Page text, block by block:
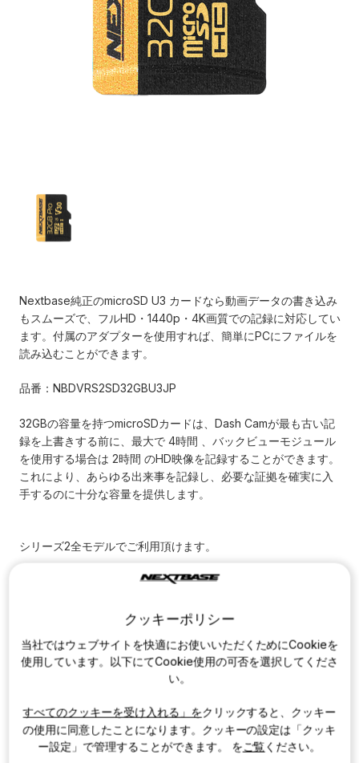
現
在
の
Nextbase純正のmicroSD U3 カードなら動画データの書き込み
もスムーズで、フルHD・1440p・4K画質での記録に対応してい
ます。付属のアダプターを使用すれば、簡単にPCにファイルを
読み込むことができます。
品番：NBDVRS2SD32GBU3JP
32GBの容量を持つmicroSDカードは、Dash Camが最も古い記
録を上書きする前に、最大で 4時間 、バックビューモジュール
を使用する場合は 2時間 のHD映像を記録することができます。
これにより、あらゆる出来事を記録し、必要な証拠を確実に入
手するのに十分な容量を提供します。
シリーズ2全モデルでご利用頂けます。
320GXR
522GWR 220GXR
322GWR
クッキーポリシー
当社ではウェブサイトを快適にお使いいただくためにCookieを
使用しています。以下にてCookie使用の可否を選択してくださ
い。
すべてのクッキーを受け入れる」をクリックすると、クッキー
の使用に同意したことになります。クッキーの設定は「クッキ
ー設定」で管理することができます。 をご覧ください。